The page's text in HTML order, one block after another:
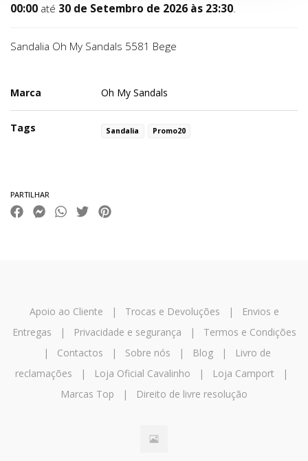
00:00 até 30 de Setembro de 2026 às 23:30.
Sandalia Oh My Sandals 5581 Bege
Marca Oh My Sandals
Tags Sandalia Promo20
PARTILHAR
Apoio ao Cliente | Trocas e Devoluções |
Envios e
Entregas | Privacidade e segurança | Termos e Condições
| Contactos | Sobre nós | Blog|
Livro de
reclamações | Loja Oficial Cavalinho | Loja Camport |
Marcas Top | Direito de livre resolução